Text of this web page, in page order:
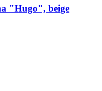
"Hugo", beige